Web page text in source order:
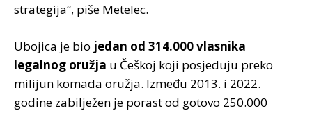
strategija“, piše Metelec.
Ubojica je bio jedan od 314.000 vlasnika
legalnog oružja u Češkoj koji posjeduju preko
milijun komada oružja. Između 2013. i 2022.
godine zabilježen je porast od gotovo 250.000